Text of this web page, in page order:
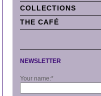
COLLECTIONS
THE CAFÉ
NEWSLETTER
Your name:*